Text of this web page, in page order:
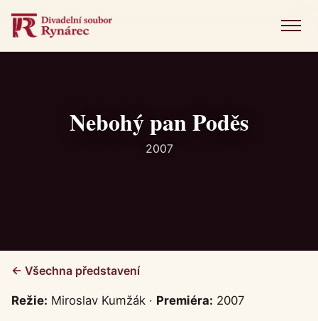
Kniha návštěv
Nebohý pan Poděs
2007
← Všechna představení
Režie: Miroslav Kumžák · Premiéra: 2007